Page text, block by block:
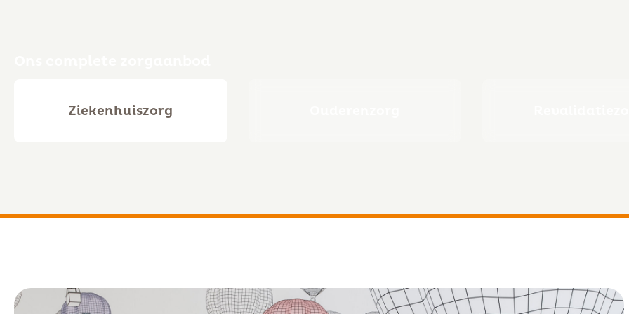
Ziekenhuiszorg